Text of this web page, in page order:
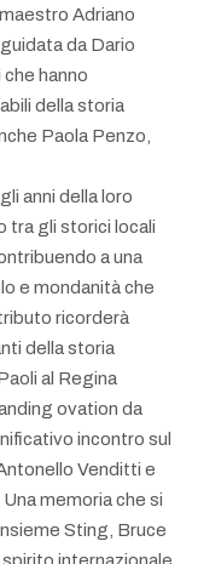
Adriano
da Dario
hanno
della storia
Paola Penzo,
anni della loro
tra gli storici locali
a una
e mondanità che
ricorderà
della storia
al Regina
ovation da
incontro sul
Venditti e
memoria che si
Sting, Bruce